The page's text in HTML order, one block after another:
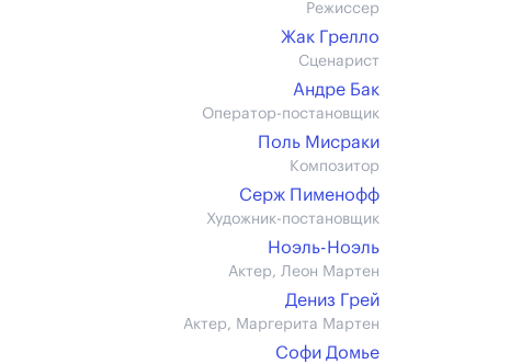
Режиссер
Жак Грелло
Сценарист
Андре Бак
Оператор-постановщик
Поль Мисраки
Композитор
Серж Пименофф
Художник-постановщик
Ноэль-Ноэль
Актер, Леон Мартен
Дениз Грей
Актер, Маргерита Мартен
Софи Домье